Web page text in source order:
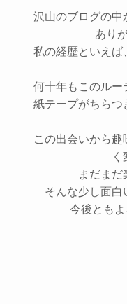
沢山のブログの中
あり
私の経歴といえば
何十年もこのルー
紙テープがちらつ
この出会いから趣
く
まだまだ
そんな少し面白
今後とも